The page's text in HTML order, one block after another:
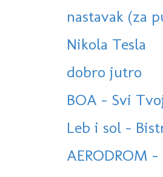
nastavak (za
Nikola Tesla
dobro jutro
BOA - Svi
Leb i sol -
AERODROM